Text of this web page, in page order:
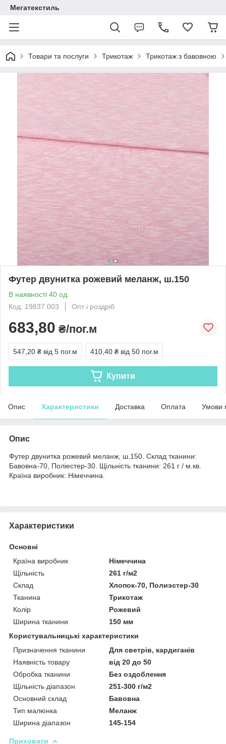
Мегатекстиль
Товари та послуги Трикотаж Трикотаж з бавовною
Футер двунитка рожевий меланж, ш.150
В наявності 40 од.
Код: 19837.003
Опт і роздріб
683,80 ₴/пог.м
547,20 ₴ від 5 пог.м 410,40 ₴ від 50 пог.м
Купити
Опис Характеристики Доставка Оплата Умови
Опис
Футер двунитка рожевий меланж, ш.150. Склад тканини:
Бавовна-70, Поліестер-30. Щільність тканини: 261 г / м.кв.
Країна виробник: Німеччина.
Характеристики
Основні
Країна виробник
Німеччина
Щільність
261 г/м2
Склад
Хлопок-70, Полиэстер-30
Тканина
Трикотаж
Колір
Рожевий
Ширина тканини
150 мм
Користувальницькі характеристики
Призначення тканини
Для светрів, кардиганів
Наявність товару
від 20 до 50
Обробка тканини
Без оздоблення
Щільність діапазон
251-300 г/м2
Основний склад
Бавовна
Тип малюнка
Меланж
Ширина діапазон
145-154
Приховати